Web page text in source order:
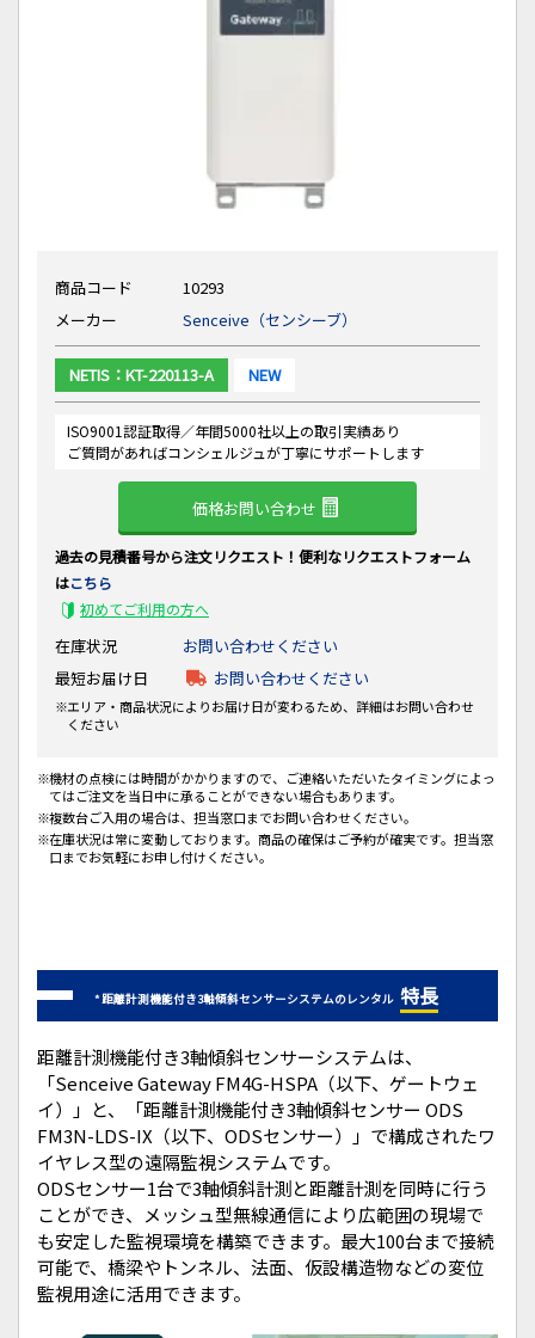
商品コード
10293
メーカー
Senceive（センシーブ）
NETIS：KT-220113-A NEW
ISO9001認証取得／年間5000社以上の取引実績あり
ご質問があればコンシェルジュが丁寧にサポートします
価格お問い合わせ
過去の見積番号から注文リクエスト！便利なリクエストフォーム
はこちら
初めてご利用の方へ
在庫状況
お問い合わせください
最短お届け日
お問い合わせください
エリア・商品状況によりお届け日が変わるため、詳細はお問い合わせ
ください
機材の点検には時間がかかりますので、ご連絡いただいたタイミングによっ
てはご注文を当日中に承ることができない場合もあります。
複数台ご入用の場合は、担当窓口までお問い合わせください。
在庫状況は常に変動しております。商品の確保はご予約が確実です。担当窓
口までお気軽にお申し付けください。
* 距離計測機能付き3軸傾斜センサーシステムのレンタル 特長
距離計測機能付き3軸傾斜センサーシステムは、
「Senceive Gateway FM4G-HSPA（以下、ゲートウェ
イ）」と、「距離計測機能付き3軸傾斜センサー ODS
FM3N-LDS-IX（以下、ODSセンサー）」で構成されたワ
イヤレス型の遠隔監視システムです。
ODSセンサー1台で3軸傾斜計測と距離計測を同時に行う
ことができ、メッシュ型無線通信により広範囲の現場で
も安定した監視環境を構築できます。最大100台まで接続
可能で、橋梁やトンネル、法面、仮設構造物などの変位
監視用途に活用できます。